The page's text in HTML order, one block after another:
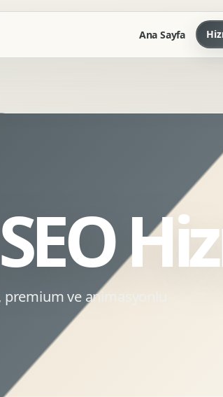
Ana Sayfa
Dokuman Tasarimi
Kimlik
Katalog Tasarimi
Kreatif Tasarimi
Tasarimi
ve animasyonlu